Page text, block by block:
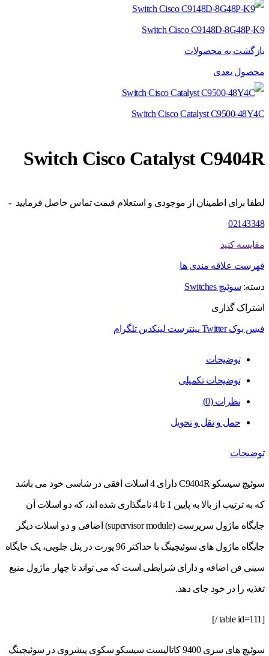
Switch Cisco C9148D-8G48P-K9
بازگشت به محصولات
محصول بعدی
Switch Cisco Catalyst C9500-48Y4C
Switch Cisco Catalyst C9404R
لطفا برای اطمینان از موجودی و استعلام قیمت تماس حاصل فرمایید -
02143348
مقایسه کنید
فهرست علاقه مندی ها
دسته: سوئیچ Switches
اشتراک گذاری
فیس بوک Twitter پینترست لینکدین تلگرام
توضیحات
توضیحات تکمیلی
نظرات (0)
حمل و نقل و تحویل
توضیحات
سوئیچ سیسکو C9404R دارای 4 اسلات افقی در شاسی خود می باشد
که به ترتیب از بالا به پایین 1 تا 4 نامگذاری شده اند، که دو اسلات آن
جایگاه ماژول سرپرست (supervisor module) اضافی و دو اسلات دیگر
جایگاه ماژول های سوئیچینگ با حداکثر 96 پورت در پنل جلویی، یک جایگاه
سینی فن اضافه و دارای شرایطی است که می تواند تا چهار ماژول منبع
تغذیه را در خود جای دهد.
[table id=111 /]
سوئیچ های سری 9400 کاتالیست سیسکو سکوی پیشروی در سوئیچینگ